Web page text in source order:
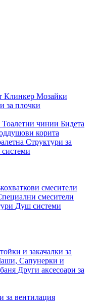
Клинкер Мозайки
за плочки
Тоалетни чинии Бидета
корита
Структури за
смесители
смесители
Душ системи
и закачалки за
Сапунерки и
Други аксесоари за
за вентилация